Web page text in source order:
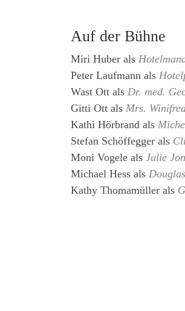
Auf der Bühne
Miri Huber als
Peter Laufmann als
Wast Ott als Dr. med.
Gitti Ott als Mrs.
Kathi Hörbrand als
Stefan Schöffegger als
Moni Vogele als Julie
Michael Hess als
Kathy Thomamüller als